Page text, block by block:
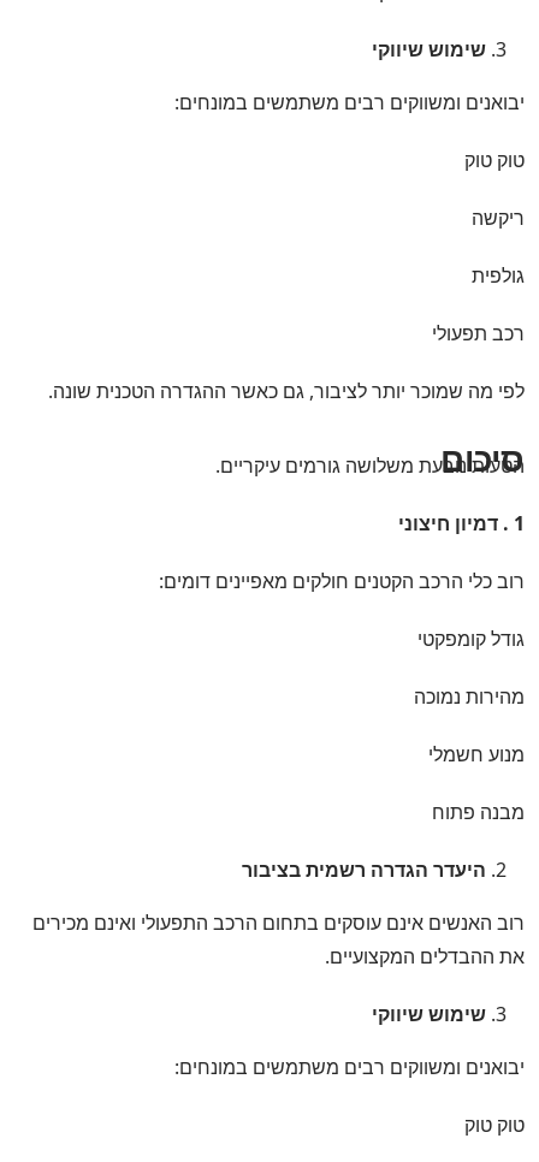
שימוש שיווקי
יבואנים ומשווקים רבים משתמשים במונחים:
טוק טוק
ריקשה
גולפית
רכב תפעולי
לפי מה שמוכר יותר לציבור, גם כאשר ההגדרה הטכנית שונה.
סיכום
הטעות נובעת משלושה גורמים עיקריים.
1 . דמיון חיצוני
רוב כלי הרכב הקטנים חולקים מאפיינים דומים:
גודל קומפקטי
מהירות נמוכה
מנוע חשמלי
מבנה פתוח
היעדר הגדרה רשמית בציבור
רוב האנשים אינם עוסקים בתחום הרכב התפעולי ואינם מכירים
את ההבדלים המקצועיים.
שימוש שיווקי
יבואנים ומשווקים רבים משתמשים במונחים:
טוק טוק